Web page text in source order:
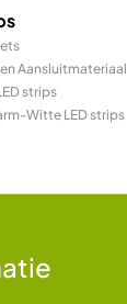
Aansluitmateriaal
strips
Witte LED strips